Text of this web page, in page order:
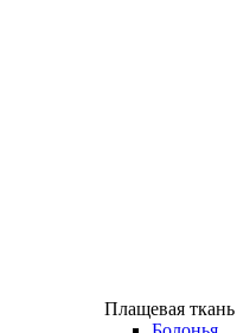
Плащевая ткань